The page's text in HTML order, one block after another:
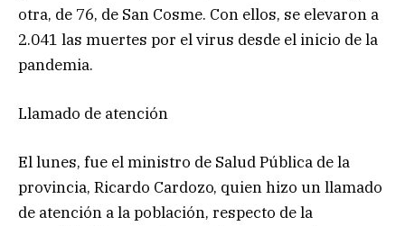
otra, de 76, de San Cosme. Con ellos, se elevaron a
2.041 las muertes por el virus desde el inicio de la
pandemia.
Llamado de atención
El lunes, fue el ministro de Salud Pública de la
provincia, Ricardo Cardozo, quien hizo un llamado
de atención a la población, respecto de la